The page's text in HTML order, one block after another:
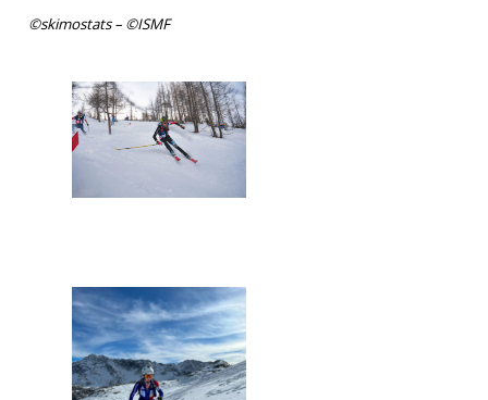
©skimostats – ©ISMF